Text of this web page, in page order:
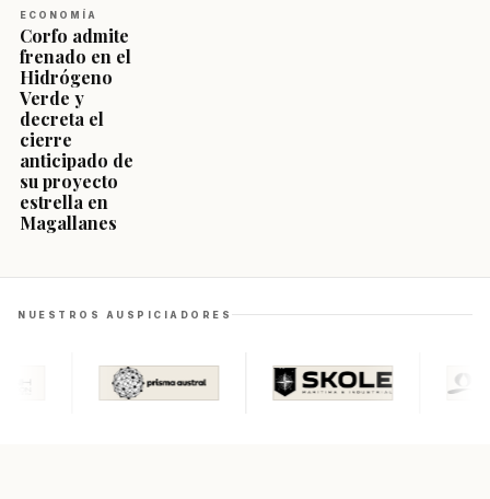
ECONOMÍA
Corfo admite
frenado en el
Hidrógeno
Verde y
decreta el
cierre
anticipado de
su proyecto
estrella en
Magallanes
NUESTROS AUSPICIADORES